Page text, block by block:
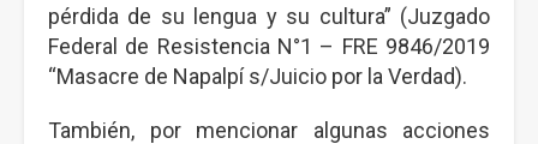
pérdida de su lengua y su cultura” (Juzgado
Federal de Resistencia N°1 – FRE 9846/2019
“Masacre de Napalpí s/Juicio por la Verdad).
También, por mencionar algunas acciones